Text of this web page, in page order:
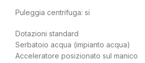
Puleggia centrifuga: si
Dotazioni standard
Serbatoio acqua (impianto acqua)
Acceleratore posizionato sul manico